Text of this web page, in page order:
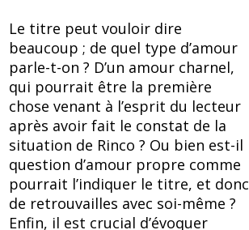
Le titre peut vouloir dire
beaucoup ; de quel type d’amour
parle-t-on ? D’un amour charnel,
qui pourrait être la première
chose venant à l’esprit du lecteur
après avoir fait le constat de la
situation de Rinco ? Ou bien est-il
question d’amour propre comme
pourrait l’indiquer le titre, et donc
de retrouvailles avec soi-même ?
Enfin, il est crucial d’évoquer